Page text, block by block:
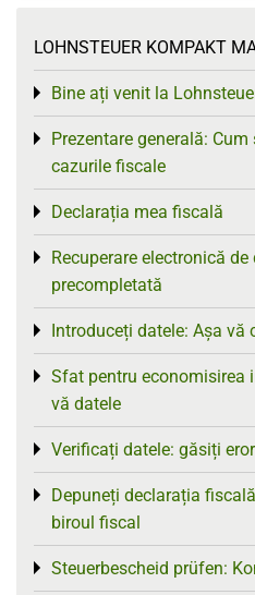
LOHNSTEUER KOMPAKT
Bine ați venit la
Toggle menu
Prezentare generală:
cazurile fiscale
Toggle menu
Declarația mea fiscală
Toggle menu
Recuperare electronică
precompletată
Toggle menu
Introduceți datele: Așa vă
Toggle menu
Sfat pentru economisirea
vă datele
Toggle menu
Verificați datele: găsiți
Toggle menu
Depuneți declarația
biroul fiscal
Toggle menu
Steuerbescheid prüfen:
Toggle menu